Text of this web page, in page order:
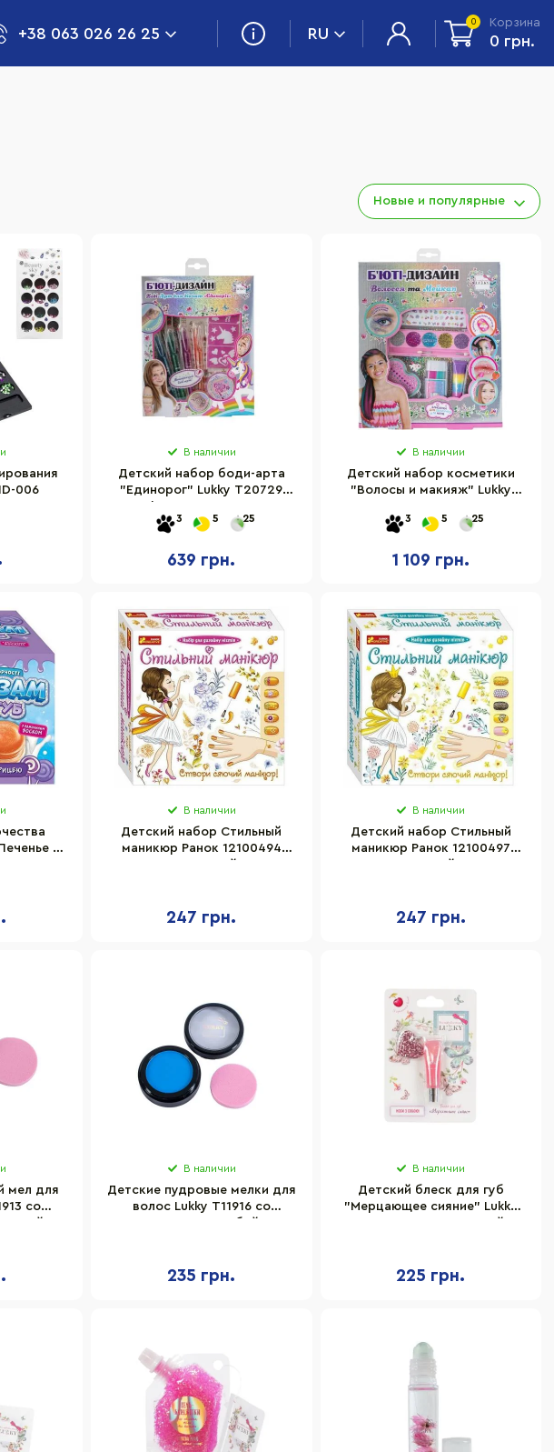
+38 063 026 26 25 RU
0 Корзина
0 грн.
Новые и популярные
006
В наличии
Детский набор боди-арта
"Единорог" Lukky T20729
3 5 25
639 грн.
В наличии
Детский набор коcметики
"Волосы и макияж" Lukky
3 5 25
1 109 грн.
с
В наличии
Детский набор Стильный
маникюр Ранок 12100494
247 грн.
В наличии
Детский набор Стильный
маникюр Ранок 12100497
247 грн.
мел для
со
В наличии
Детские пудровые мелки для
волос Lukky T11916 со
235 грн.
В наличии
Детский блеск для губ
"Мерцающее сияние" Lukky
225 грн.